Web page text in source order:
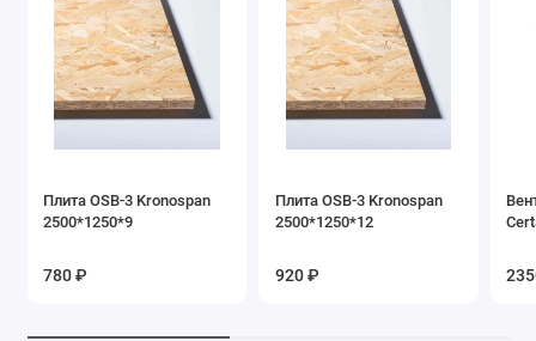
ветроустойчивости;
Сертифицирована Департаментом Контроля Качества
Майами Дейд (Флорида);
Соответствует стандарту CSA A123.5; Сертифицирована
Плита OSB-3 Kronospan
2500*1250*9
780 ₽
Плита OSB-3 Kronospan
2500*1250*12
920 ₽